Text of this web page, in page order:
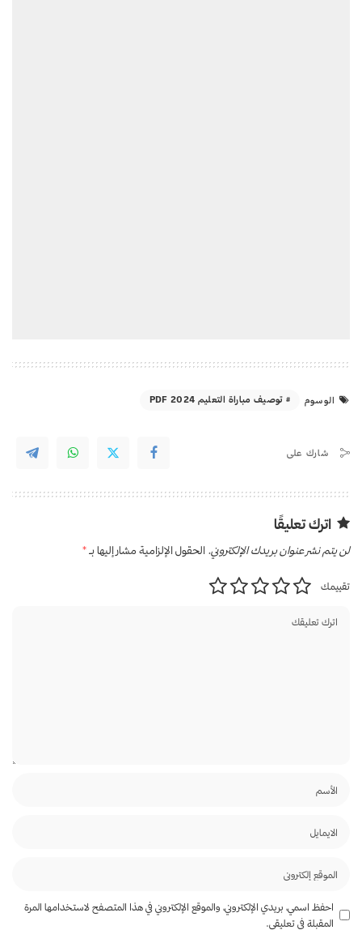
الوسوم توصيف مباراة التعليم 2024 PDF
شارك على
اترك تعليقًا
لن يتم نشر عنوان بريدك الإلكتروني. الحقول الإلزامية مشار إليها بـ*
تقييمك
احفظ اسمي، بريدي الإلكتروني، والموقع الإلكتروني في هذا المتصفح لاستخدامها المرة
المقبلة في تعليقي.